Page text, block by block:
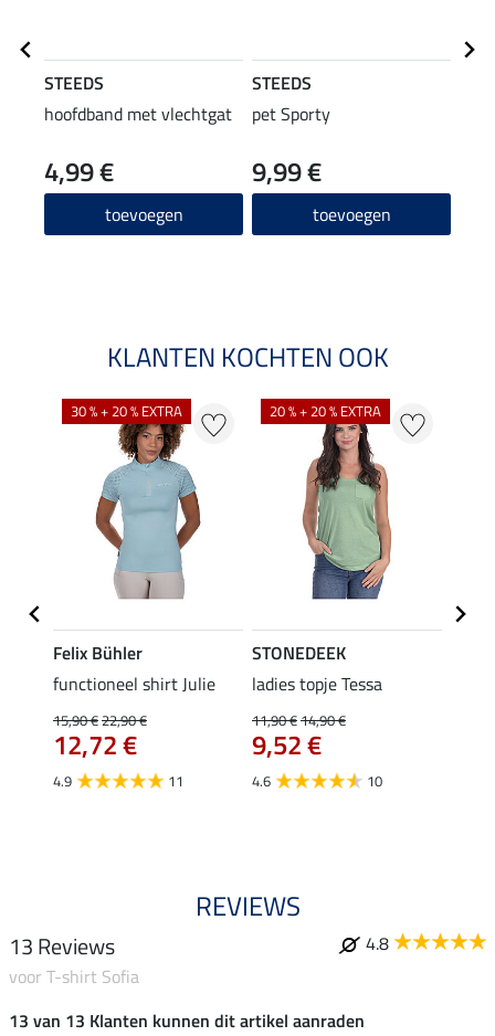
STEEDS
hoofdband met vlechtgat
4,99 €
toevoegen
STEEDS
pet Sporty
9,99 €
toevoegen
KLANTEN KOCHTEN OOK
30 % + 20 % EXTRA
Felix Bühler
functioneel shirt Julie
15,90 €22,90 €
12,72 €
4.9 11
20 % + 20 % EXTRA
STONEDEEK
ladies topje Tessa
11,90 €14,90 €
9,52 €
4.6 10
REVIEWS
13 Reviews
4.8
voor T-shirt Sofia
13 van 13 Klanten kunnen dit artikel aanraden